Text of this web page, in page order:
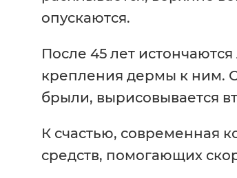
опускаются.
После 45 лет
крепления дермы к ним.
брыли, вырисовывается
К счастью, современная
средств, помогающих